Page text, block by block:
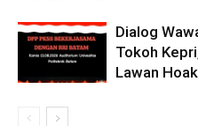
Dialog
Tokoh
Lawan